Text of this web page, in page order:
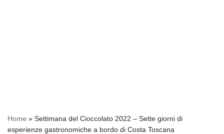
Home » Settimana del Cioccolato 2022 – Sette giorni di
esperienze gastronomiche a bordo di Costa Toscana